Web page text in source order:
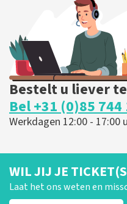
BESTEL NU
Bestelt u liever
Bel +31 (0)85 744
Werkdagen 12:00 - 17:00
WIL JIJ JE
Laat het ons weten en